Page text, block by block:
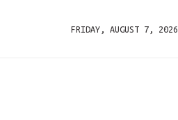
FRIDAY, AUGUST 7, 2026